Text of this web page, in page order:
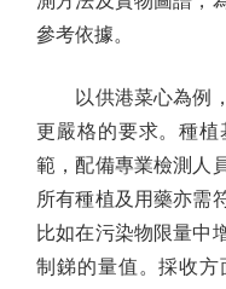
參考依據。
以供港菜心為例，
更嚴格的要求。種
範，配備專業檢測人
所有種植及用藥亦需
比如在污染物限量中
制銻的量值。採收